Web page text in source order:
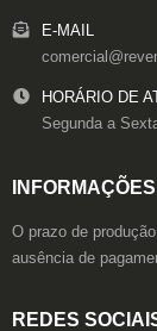
E-MAIL
HORÁRIO DE
Segunda a
O prazo de
ausência de
REDES